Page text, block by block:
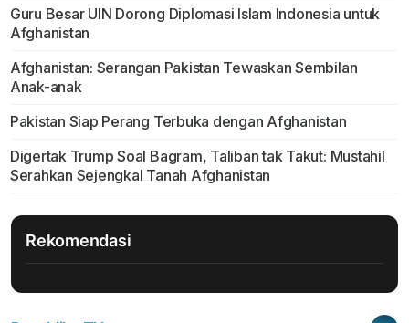
Guru Besar UIN Dorong Diplomasi Islam Indonesia untuk
Afghanistan
Afghanistan: Serangan Pakistan Tewaskan Sembilan
Anak-anak
Pakistan Siap Perang Terbuka dengan Afghanistan
Digertak Trump Soal Bagram, Taliban tak Takut: Mustahil
Serahkan Sejengkal Tanah Afghanistan
Rekomendasi